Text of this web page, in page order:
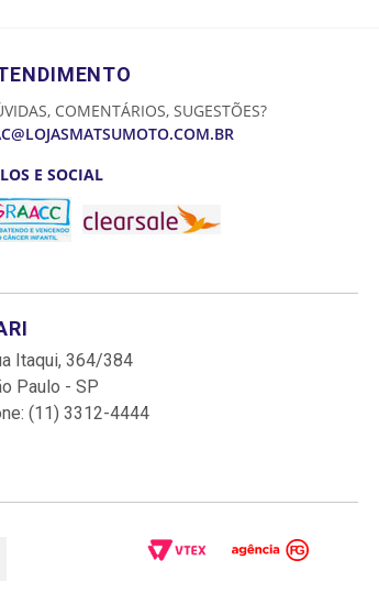
COMENTÁRIOS, SUGESTÕES?
E SOCIAL
Itaqui, 364/384
Paulo - SP
(11) 3312-4444